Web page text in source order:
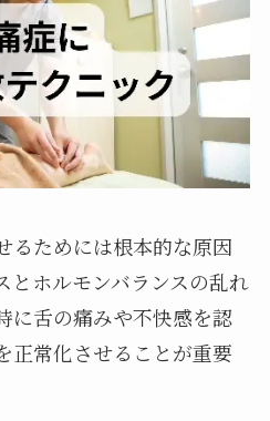
るためには根本的な原因
とホルモンバランスの乱れ
に舌の痛みや不快感を認
正常化させることが重要